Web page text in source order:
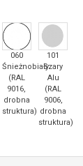
060
Śnieżnobiały
(RAL
9016,
drobna
struktura)
101
Szary
Alu
(RAL
9006,
drobna
struktura)